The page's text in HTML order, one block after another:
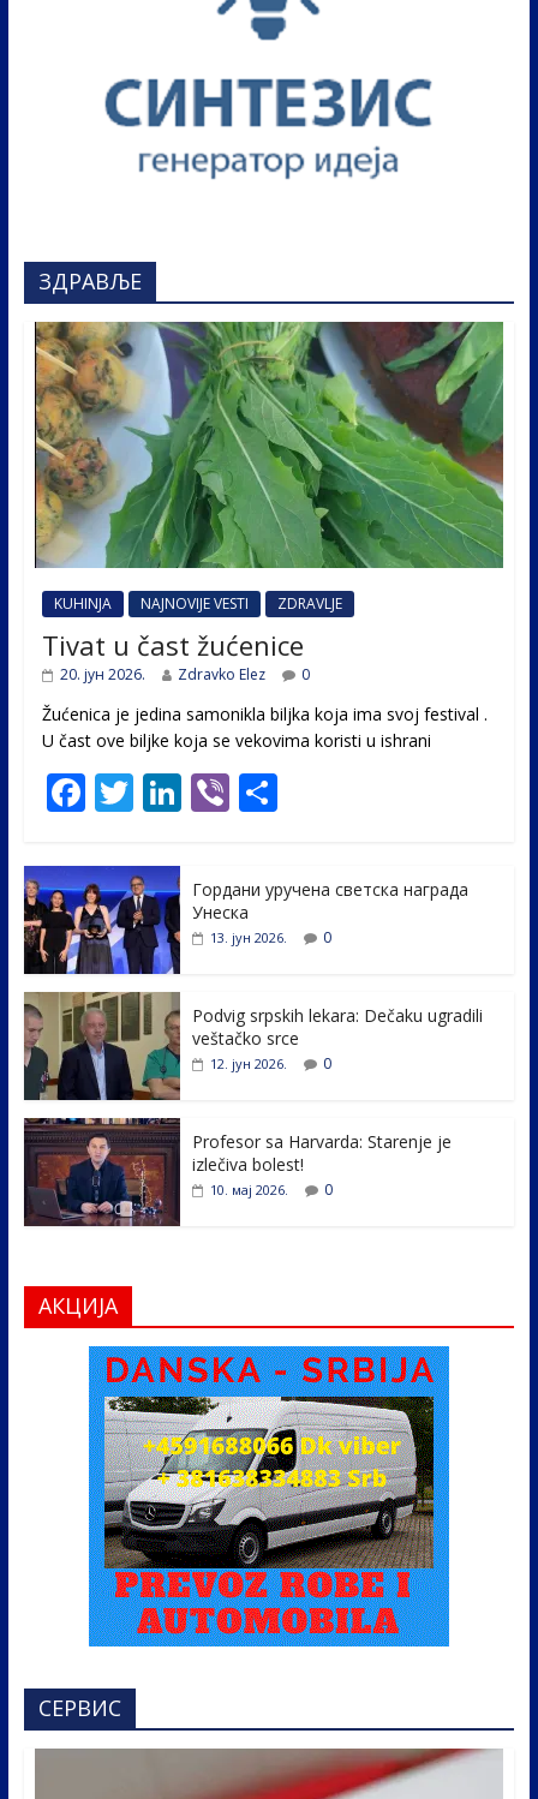
ЗДРАВЉЕ
KUHINJA NAJNOVIJE VESTI ZDRAVLJE
Tivat u čast žućenice
20. јун 2026. Zdravko Elez 0
Žućenica je jedina samonikla biljka koja ima svoj festival .
U čast ovе biljke koja se vekovima koristi u ishrani
F
e
b
o
o
k
T
itt
er
Li
e
dI
Vi S
e
Гордани уручена светска награда
Унеска
13. јун 2026. 0
Podvig srpskih lekara: Dečaku ugradili
veštačko srce
12. јун 2026. 0
Profesor sa Harvarda: Starenje je
izlečiva bolest!
10. мај 2026. 0
АКЦИЈА
СЕРВИС